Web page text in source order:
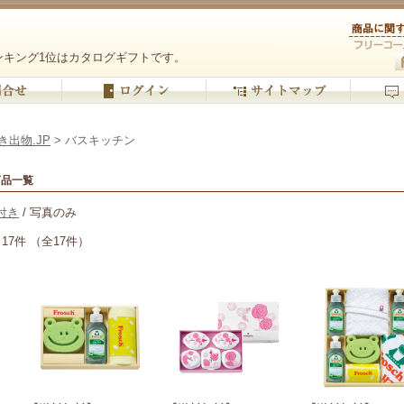
ング1位はカタログギフトです。
出物.JP > バスキッチン
一覧
き / 写真のみ
件 （全17件）